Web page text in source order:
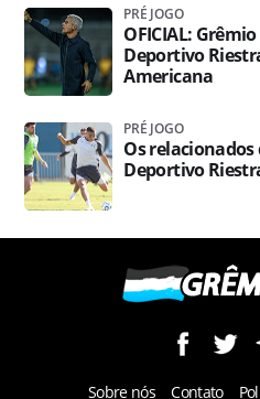
PRÉ JOGO
OFICIAL:
Deportivo
Americana
PRÉ JOGO
Os
Deportivo
Sobre nós Contato